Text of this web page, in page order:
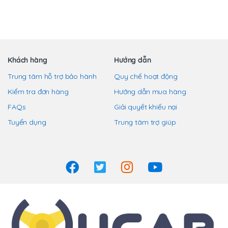
chọn
thể
được
chọn
trang
Khách hàng
Trung tâm hỗ trợ bảo hành
Kiểm tra đơn hàng
FAQs
Tuyển dụng
Hướng dẫn
Quy chế hoạt động
Hướng dẫn mua hàng
Giải quyết khiếu nại
Trung tâm trợ giúp